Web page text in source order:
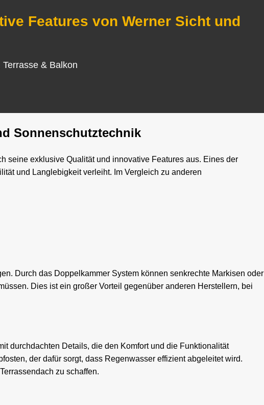
Features von Werner Sicht und
& Balkon
Sonnenschutztechnik
seine exklusive Qualität und innovative Features aus. Eines der
und Langlebigkeit verleiht. Im Vergleich zu anderen
Durch das Doppelkammer System können senkrechte Markisen oder
Dies ist ein großer Vorteil gegenüber anderen Herstellern, bei
durchdachten Details, die den Komfort und die Funktionalität
der dafür sorgt, dass Regenwasser effizient abgeleitet wird.
zu schaffen.